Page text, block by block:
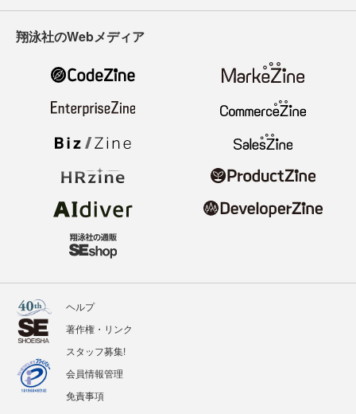
翔泳社のWebメディア
ヘルプ
著作権・リンク
スタッフ募集!
会員情報管理
免責事項